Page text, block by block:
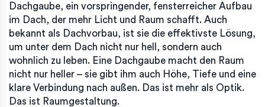
Dachgaube, ein vorspringender, fensterreicher Aufbau
im Dach, der mehr Licht und Raum schafft. Auch
bekannt als Dachvorbau, ist sie die effektivste Lösung,
um unter dem Dach nicht nur hell, sondern auch
wohnlich zu leben. Eine Dachgaube macht den Raum
nicht nur heller – sie gibt ihm auch Höhe, Tiefe und eine
klare Verbindung nach außen. Das ist mehr als Optik.
Das ist Raumgestaltung.